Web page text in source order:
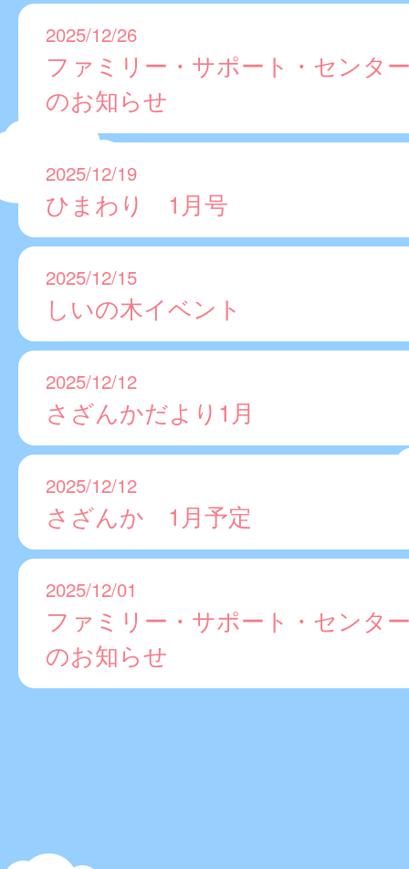
2025/12/26
ファミリー・サポート・センタ
のお知らせ
2025/12/19
ひまわり 1月号
2025/12/15
しいの木イベント
2025/12/12
さざんかだより1月
2025/12/12
さざんか 1月予定
2025/12/01
ファミリー・サポート・センタ
のお知らせ